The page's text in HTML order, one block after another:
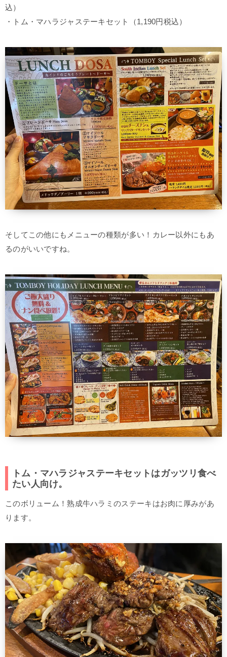
込）
・トム・マハラジャステーキセット（1,190円税込）
そしてこの他にもメニューの種類が多い！カレー以外にもあ
るのがいいですね。
トム・マハラジャステーキセットはガッツリ食べ
たい人向け。
このボリューム！熟成牛ハラミのステーキはお肉に厚みがあ
ります。